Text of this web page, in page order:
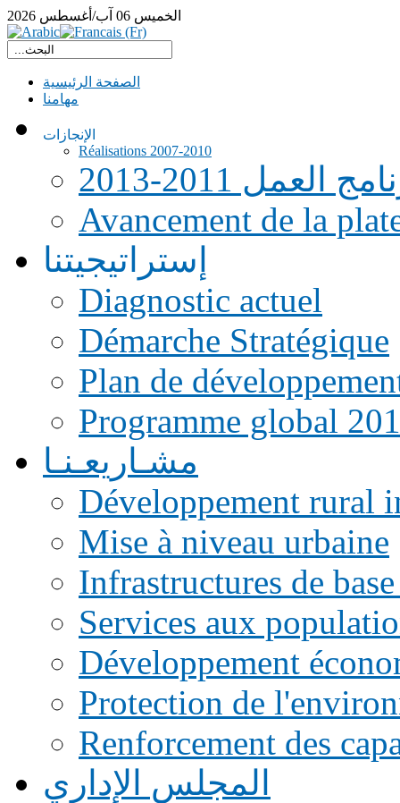
الخميس 06 آب/أغسطس 2026
الصفحة الرئيسية
مهامنا
الإنجازات
Réalisations 2007-2010
العمل 2011-2013
Avancement de la
إستراتيجيتنا
Diagnostic actuel
Démarche Stratégique
Plan de
Programme global
مشـاريعـنـا
Développement rural
Mise à niveau urbaine
Infrastructures de
Services aux
Développement
Protection de
Renforcement des
المجلس الإداري